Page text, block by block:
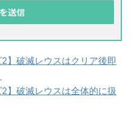
2】破滅レウスはクリア後即
2】破滅レウスは全体的に扱